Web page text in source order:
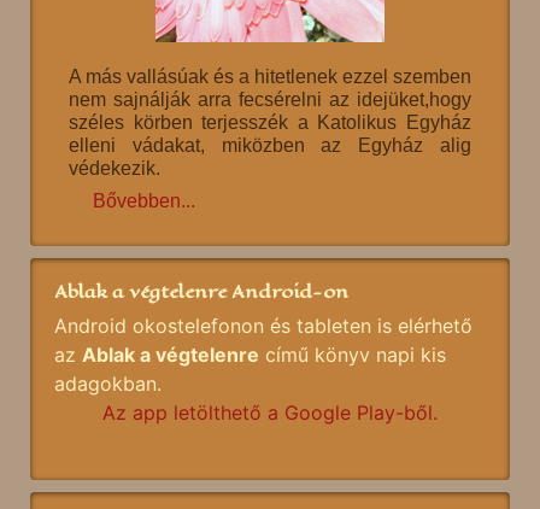
A más vallásúak és a hitetlenek ezzel szemben
nem sajnálják arra fecsérelni az idejüket,hogy
széles körben terjesszék a Katolikus Egyház
elleni vádakat, miközben az Egyház alig
védekezik.
Bővebben...
Ablak a végtelenre Android-on
Android okostelefonon és tableten is elérhető
az Ablak a végtelenre című könyv napi kis
adagokban.
Az app letölthető a Google Play-ből.